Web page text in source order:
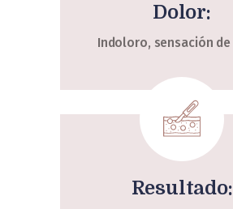
Dolor:
Indoloro, sensación
Resultado: